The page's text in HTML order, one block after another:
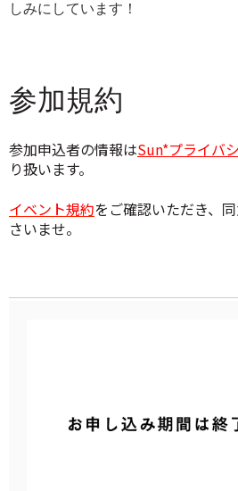
しみにしています！
参加規約
参加申込者の情報はSun*プライバ
り扱います。
イベント規約をご確認いただき、
さいませ。